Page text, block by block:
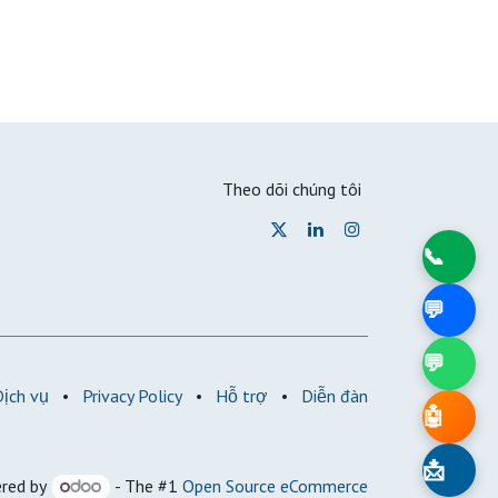
Theo dõi chúng tôi
vụ • Privacy Policy • Hỗ trợ • Diễn đàn
by - The #1 Open Source eCommerce
📞
💬
💬
🤖
📩